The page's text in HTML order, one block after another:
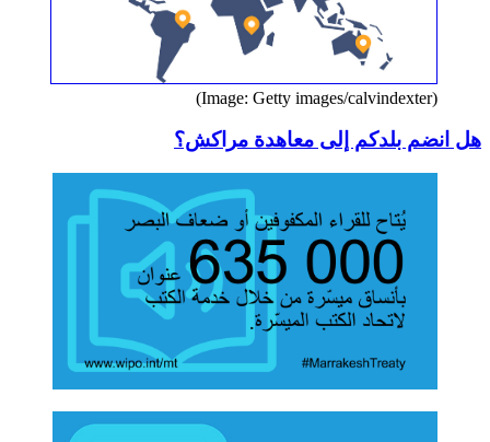
(Image: Getty images/calvindexter)
هل انضم بلدكم إلى معاهدة مراكش؟